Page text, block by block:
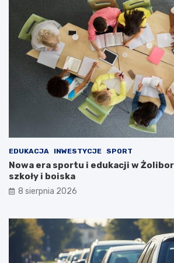
EDUKACJA INWESTYCJE SPORT
Nowa era sportu i edukacji w
szkoły i boiska
8 sierpnia 2026